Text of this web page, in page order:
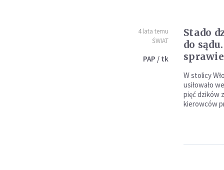
4 lata temu
ŚWIAT
PAP / tk
Stado
do
W stolicy
usiłowało
pięć dzików
kierowców